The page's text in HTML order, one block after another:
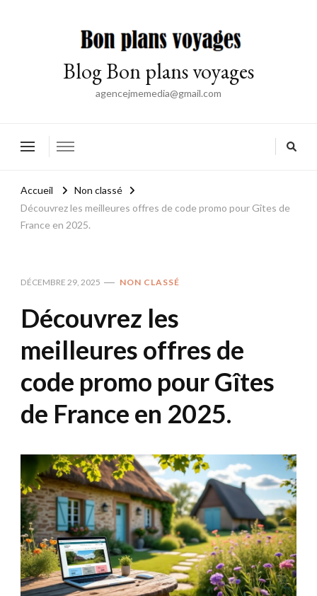
Blog Bon plans voyages
agencejmemedia@gmail.com
Accueil
Non classé
Découvrez les meilleures offres de code promo pour Gîtes de
France en 2025.
DÉCEMBRE 29, 2025 NON CLASSÉ
Découvrez les
meilleures offres de
code promo pour Gîtes
de France en 2025.